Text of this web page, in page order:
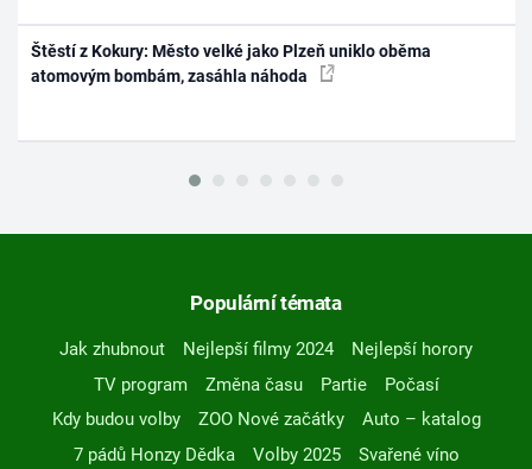
Štěstí z Kokury: Město velké jako Plzeň uniklo oběma
atomovým bombám, zasáhla náhoda
Populární témata
Jak zhubnout Nejlepší filmy 2024
Nejlepší horory
TV program
Změna času Partie
Počasí
Kdy budou volby
ZOO Nové začátky
Auto – katalog
7 pádů Honzy Dědka
Volby 2025
Svařené víno